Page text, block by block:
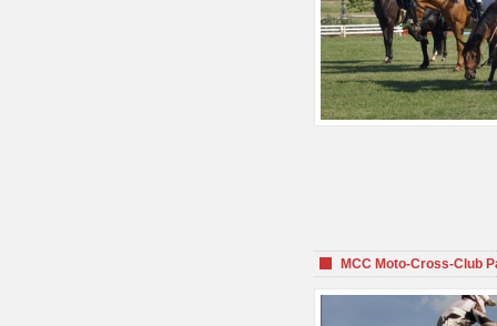
MCC Moto-Cross-Club